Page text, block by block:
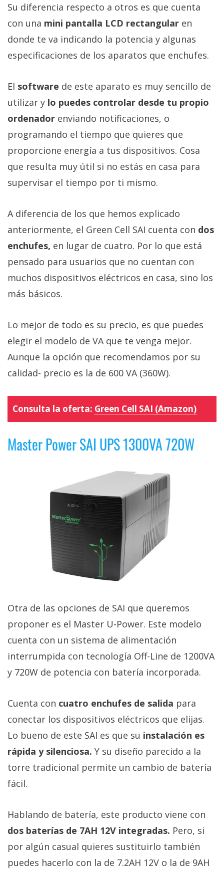
Su diferencia respecto a otros es que cuenta
con una mini pantalla LCD rectangular en
donde te va indicando la potencia y algunas
especificaciones de los aparatos que enchufes.
El software de este aparato es muy sencillo de
utilizar y lo puedes controlar desde tu propio
ordenador enviando notificaciones, o
programando el tiempo que quieres que
proporcione energía a tus dispositivos. Cosa
que resulta muy útil si no estás en casa para
supervisar el tiempo por ti mismo.
A diferencia de los que hemos explicado
anteriormente, el Green Cell SAI cuenta con dos
enchufes, en lugar de cuatro. Por lo que está
pensado para usuarios que no cuentan con
muchos dispositivos eléctricos en casa, sino los
más básicos.
Lo mejor de todo es su precio, es que puedes
elegir el modelo de VA que te venga mejor.
Aunque la opción que recomendamos por su
calidad- precio es la de 600 VA (360W).
Consulta la oferta: Green Cell SAI (Amazon)
Master Power SAI UPS 1300VA 720W
Otra de las opciones de SAI que queremos
proponer es el Master U-Power. Este modelo
cuenta con un sistema de alimentación
interrumpida con tecnología Off-Line de 1200VA
y 720W de potencia con batería incorporada.
Cuenta con cuatro enchufes de salida para
conectar los dispositivos eléctricos que elijas.
Lo bueno de este SAI es que su instalación es
rápida y silenciosa. Y su diseño parecido a la
torre tradicional permite un cambio de batería
fácil.
Hablando de batería, este producto viene con
dos baterías de 7AH 12V integradas. Pero, si
por algún casual quieres sustituirlo también
puedes hacerlo con la de 7.2AH 12V o la de 9AH